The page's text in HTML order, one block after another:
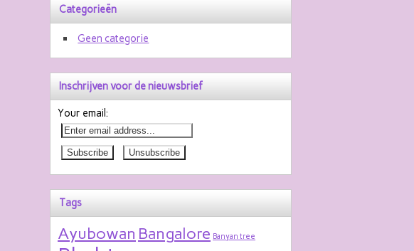
Categorieën
Geen categorie
Inschrijven voor de nieuwsbrief
Your email:
Tags
Ayubowan Bangalore Banyan tree